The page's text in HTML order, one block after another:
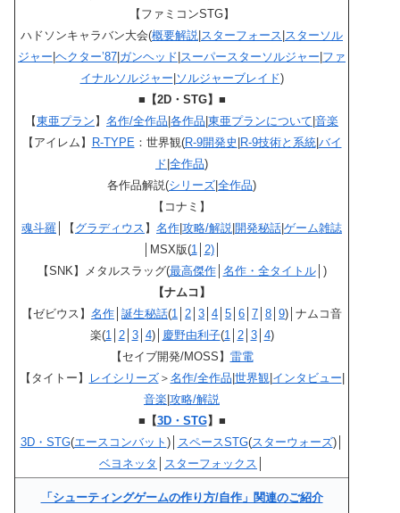
【ファミコンSTG】
ハドソンキャラバン大会(概要解説 スターフォース スターソル
ジャー ヘクター’87 ガンヘッド スーパースターソルジャー ファ
イナルソルジャー ソルジャーブレイド)
■【2D・STG】■
【東亜プラン 】 名作/全作品 各作品 東亜プランについて 音楽
【アイレム】
R-TYPE ：世界観(R-9開発史 R-9技術と系統| バイ
ド 全作品)
各作品解説(シリーズ 全作品)
【コナミ】
魂斗羅 │【 グラディウス 】 名作 攻略/解説 開発秘話 ゲーム雑誌
│MSX版(1 2)│
【SNK】メタルスラッグ(最高傑作│ 名作・全タイトル│)
【ナムコ】
【ゼビウス】 名作 誕生秘話(1 2 3 4 5 6 7 8 9)│ナムコ音
楽(1 2│ 3│ 4)│ 慶野由利子(1 2│ 3│ 4)
【セイブ開発/MOSS】 雷電
【タイトー】
レイシリーズ＞ 名作/全作品 世界観 インタビュー
音楽 攻略/解説
■【3D・STG】■
3D・STG(エースコンバット )│ スペースSTG(スターウォーズ)│
ベヨネッタ
スターフォックス
「シューティングゲームの作り方/自作」関連のご紹介